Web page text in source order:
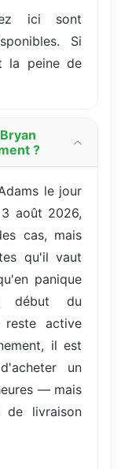
ici sont
Si
la peine de
?
le jour
août 2026,
cas, mais
qu'il vaut
panique
début du
reste active
il est
un
— mais
livraison